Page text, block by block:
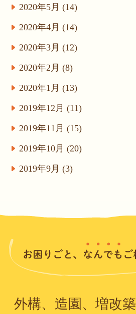
2020年5月 (14)
2020年4月 (14)
2020年3月 (12)
2020年2月 (8)
2020年1月 (13)
2019年12月 (11)
2019年11月 (15)
2019年10月 (20)
2019年9月 (3)
外構、造園、増改築